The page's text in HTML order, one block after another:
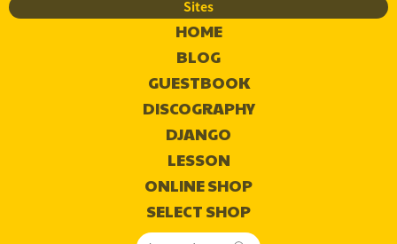
Sites
HOME
BLOG
GUESTBOOK
DISCOGRAPHY
DJANGO
LESSON
ONLINE SHOP
SELECT SHOP